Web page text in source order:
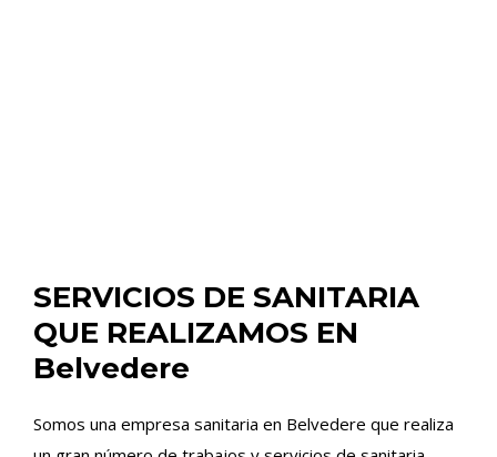
SERVICIOS DE SANITARIA
QUE REALIZAMOS EN
Belvedere
Somos una empresa sanitaria en Belvedere que realiza